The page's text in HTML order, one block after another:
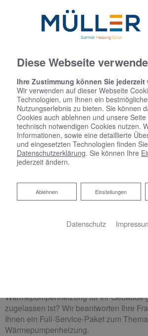
Heizen mit
Wärmepumpenheizung für Ihr Gebäude
zugelassen ist? Wir beantworten Ihre
Ihnen ein Full-Service-Paket zum Thema
Wärmepumpenheizung.
Diese Webseite
Ihre Zustimmung können Sie jederzeit
Wir verwenden auf dieser Webseite
Technologien, um Ihnen ein
Nutzungserlebnis zu bieten. Sie können
Cookies auch ablehnen und unsere
technisch notwendigen Cookies nutzen.
Informationen, sowie eine detaillierte
und eingesetzten Technologien finden
Datenschutzerklärung. Sie können Ihre
jederzeit ändern.
Einstellungen
Ablehnen
Ablehnen
Datenschutz